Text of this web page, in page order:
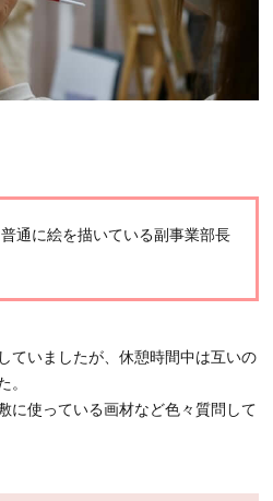
通に絵を描いている副事業部長
ていましたが、休憩時間中は互いの
。
に使っている画材など色々質問して